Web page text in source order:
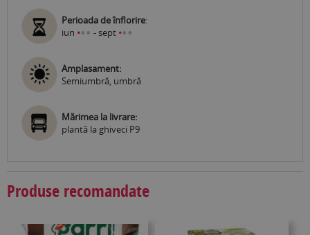
Perioada de înflorire:
iun ••• - sept •••
Amplasament:
Semiumbră, umbră
Mărimea la livrare:
plantă la ghiveci P9
Produse recomandate